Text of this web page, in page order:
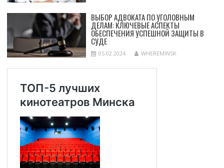
ВЫБОР АДВОКАТА ПО УГОЛОВНЫМ
ДЕЛАМ: КЛЮЧЕВЫЕ АСПЕКТЫ
ОБЕСПЕЧЕНИЯ УСПЕШНОЙ ЗАЩИТЫ В
СУДЕ
05.02.2024 WHEREMINSK